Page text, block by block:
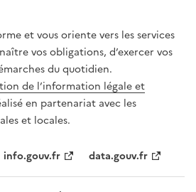
et vous oriente vers les services
vos obligations, d’exercer vos
du quotidien.
de l’information légale et
en partenariat avec les
et locales.
info.gouv.fr data.gouv.fr